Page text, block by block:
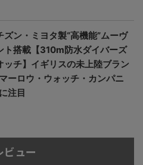
ズン・ミヨタ製“高機能”ムーヴ
ト搭載【310m防水ダイバーズ
ッチ】イギリスの未上陸ブラン
マーロウ・ウォッチ・カンパニ
注目
ュー